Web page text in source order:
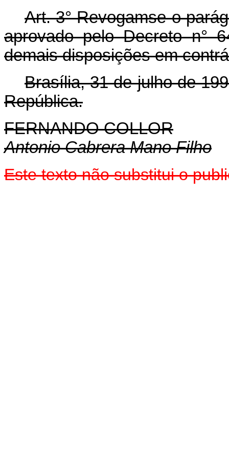
Art. 3° Revogam­se o
aprovado pelo Decreto n°
demais disposições em
Brasília, 31 de julho de
República.
FERNANDO COLLOR
Antonio Cabrera Mano Filho
Este texto não substitui o